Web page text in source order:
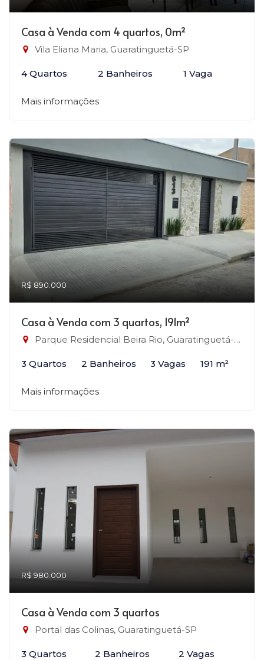
Casa à Venda com 4 quartos, 0m²
Vila Eliana Maria, Guaratinguetá-SP
4 Quartos 2 Banheiros 1 Vaga
Mais informações
R$ 890.000
Casa à Venda com 3 quartos, 191m²
Parque Residencial Beira Rio, Guaratinguetá-SP
3 Quartos 2 Banheiros 3 Vagas 191 m²
Mais informações
R$ 980.000
Casa à Venda com 3 quartos
Portal das Colinas, Guaratinguetá-SP
3 Quartos 2 Banheiros 2 Vagas